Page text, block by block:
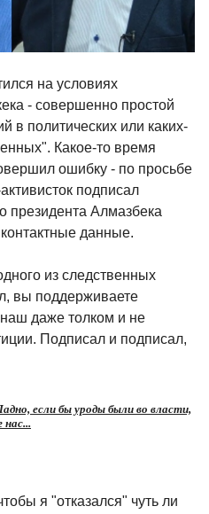
на условиях
- совершенно простой
в политических или каких-
Какое-то время
ошибку - по просьбе
подписал
президента Алмазбека
данные.
из следственных
вы поддерживаете
даже толком и не
Подписал и подписал,
если бы уроды были во власти,
нас...
я "отказался" чуть ли